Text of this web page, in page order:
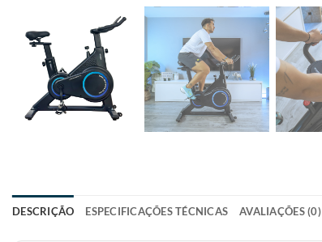
DESCRIÇÃO ESPECIFICAÇÕES TÉCNICAS AVALIAÇÕES (0)